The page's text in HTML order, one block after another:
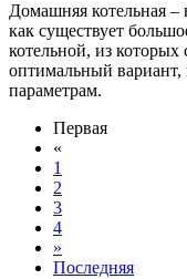
Домашняя котельная –
как существует
котельной, из которых
оптимальный вариант,
параметрам.
Первая
«
1
2
3
4
»
Последняя